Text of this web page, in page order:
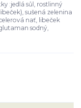
:jedlá sůl, rostlinný
sušená zelenina
nať, libeček
sodný,